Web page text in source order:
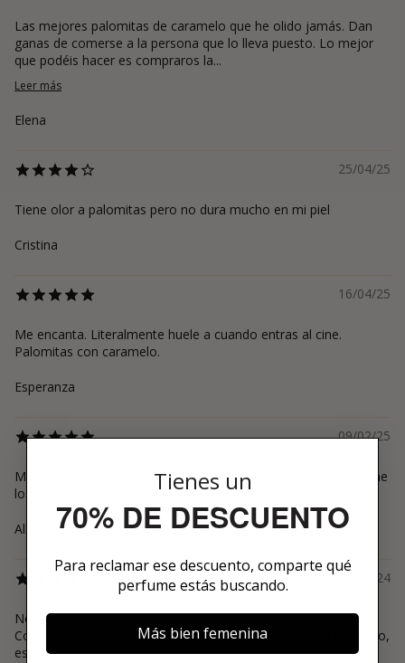
Las mejores palomitas de caramelo que he olido jamás. Dan
ganas de comerse a la persona que lo lleva puesto. Lo mejor
que podéis hacer es compraros la...
Leer más
Elena
25/04/25
Tiene olor a palomitas pero no dura mucho en mi piel
Cristina
16/04/25
Me encanta. Literalmente huele a cuando entras al cine.
Palomitas con caramelo.
Esperanza
09/02/25
Mi perfume favorito sin duda, me recuerda a mi niñez en el cine
los domingos
Alba
09/10/24
No es lo que esperaba. La salida me parece desagradable.
Conforme va secando mejora. Hay una nota que para mí gusto,
estropea el perfume.
Tienes un
70% DE DESCUENTO
Para reclamar ese descuento, comparte qué
perfume estás buscando.
Más bien femenina